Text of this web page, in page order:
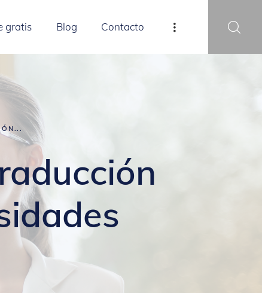
gratis Blog Contacto